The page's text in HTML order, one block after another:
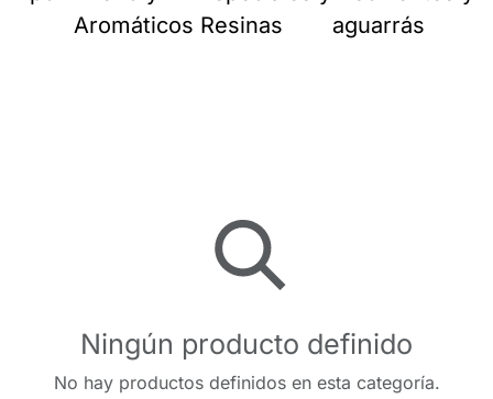
Aromáticos Resinas
aguarrás
Ningún producto definido
No hay productos definidos en esta categoría.